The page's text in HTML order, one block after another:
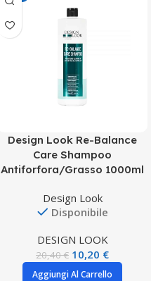
Design Look Re-Balance
Care Shampoo
Antiforfora/Grasso 1000ml
Design Look
Disponibile
DESIGN LOOK
20,40€ 10,20 €
Aggiungi Al Carrello